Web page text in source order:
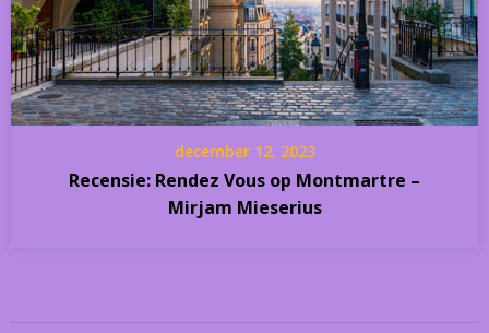
december 12, 2023
Recensie: Rendez Vous op Montmartre –
Mirjam Mieserius